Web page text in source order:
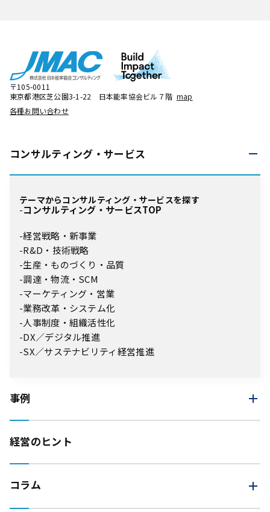
〒105-0011
東京都港区芝公園3-1-22 日本能率協会ビル７階 map
各種お問い合わせ
コンサルティング・ サービス
テーマからコンサルティング・サービスを探す
コンサルティング・サービスTOP
経営戦略・新事業
R&D・技術戦略
生産・ものづくり・品質
調達・物流・SCM
マーケティング・営業
業務改革・システム化
人事制度・組織活性化
DX／デジタル推進
SX／サステナビリティ経営推進
事例
経営のヒント
コラム